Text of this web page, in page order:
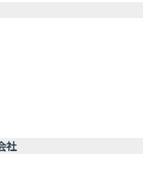
社